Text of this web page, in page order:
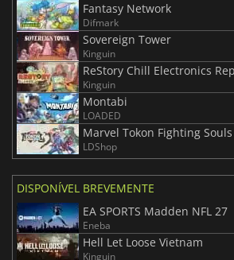
Fantasy Network
Difmark
Sovereign Tower
Kinguin
ReStory Chill Electronics
Kinguin
Montabi
LOADED
Marvel Tokon Fighting Souls
LDShop
DISPONÍVEL BREVEMENTE
EA SPORTS Madden NFL 27
Eneba
Hell Let Loose Vietnam
Kinguin